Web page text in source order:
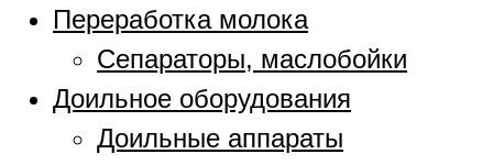
Переработка молока
Сепараторы, маслобойки
Доильное оборудования
Доильные аппараты